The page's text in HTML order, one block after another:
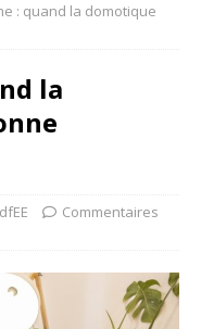
: quand la domotique
la
Commentaires